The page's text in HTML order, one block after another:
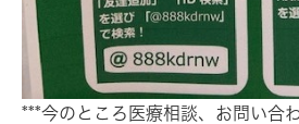
***今のところ医療相談、お問い合